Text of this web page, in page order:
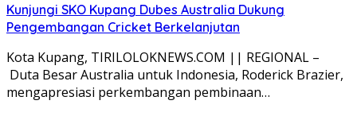
Kunjungi SKO Kupang Dubes Australia Dukung
Pengembangan Cricket Berkelanjutan
Kota Kupang, TIRILOLOKNEWS.COM || REGIONAL –
Duta Besar Australia untuk Indonesia, Roderick Brazier,
mengapresiasi perkembangan pembinaan…